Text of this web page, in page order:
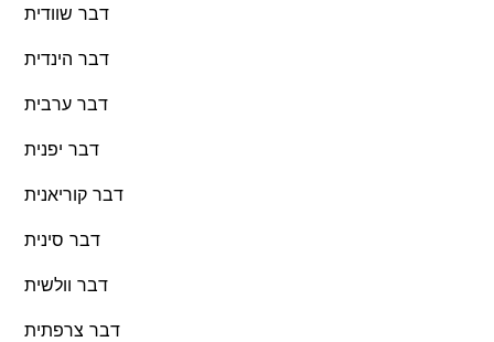
דבר שוודית
דבר הינדית
דבר ערבית
דבר יפנית
דבר קוריאנית
דבר סינית
דבר וולשית
דבר צרפתית